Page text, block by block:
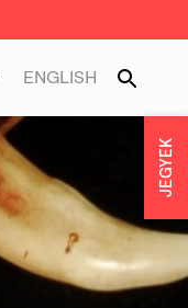
ENGLISH
JEGYEK